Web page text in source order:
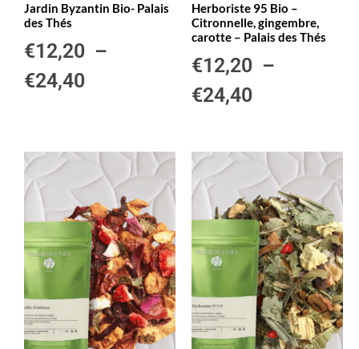
Jardin Byzantin Bio- Palais
des Thés
€12,20 –
€24,40
Herboriste 95 Bio –
Citronnelle, gingembre,
carotte – Palais des Thés
€12,20 –
€24,40